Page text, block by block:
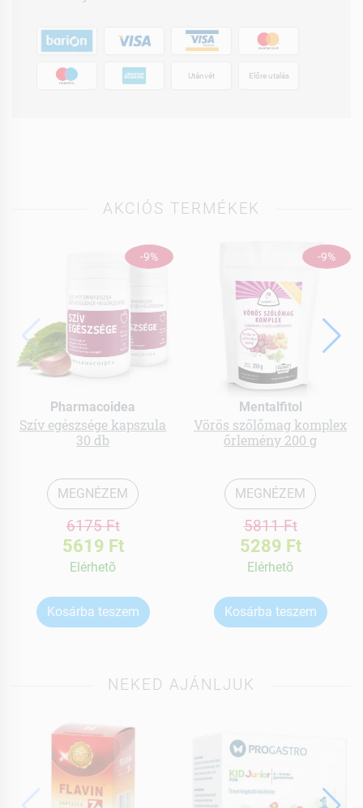
Utánvét Előre utalás
AKCIÓS TERMÉKEK
-9%
Pharmacoidea
Szív egészsége kapszula
30 db
MEGNÉZEM
6175 Ft
5619 Ft
Elérhetõ
Kosárba teszem
-9%
Mentalfitol
Vörös szőlőmag komplex
őrlemény 200 g
MEGNÉZEM
5811 Ft
5289 Ft
Elérhetõ
Kosárba teszem
NEKED AJÁNLJUK